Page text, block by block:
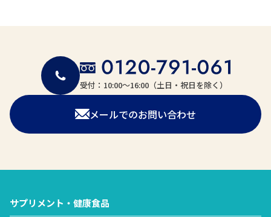
受付：10:00〜16:00（土日・祝日を除く）
メールでのお問い合わせ
サプリメント・健康食品